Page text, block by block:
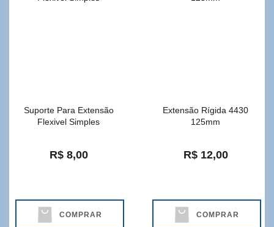
Suporte Para Extensão
Flexivel Simples
R$ 8,00
COMPRAR
Extensão Rígida 4430
125mm
R$ 12,00
COMPRAR